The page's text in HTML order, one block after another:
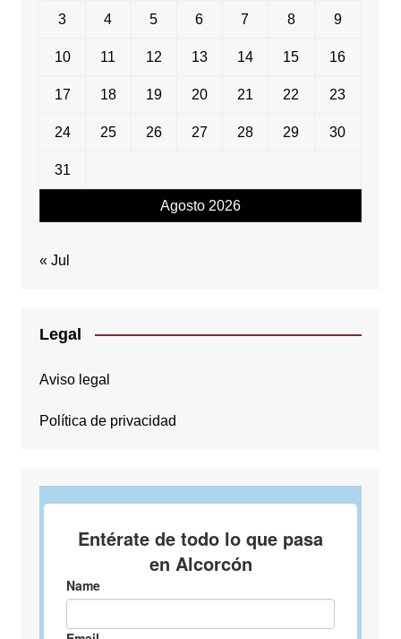
Agosto 2026
3 4 5 6 7 8 9
10 11 12 13 14 15 16
17 18 19 20 21 22 23
24 25 26 27 28 29 30
31
« Jul
Legal
Aviso legal
Política de privacidad